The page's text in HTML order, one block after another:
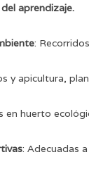
aprendizaje.
:
y apicultura,
en huerto
: Adecuadas